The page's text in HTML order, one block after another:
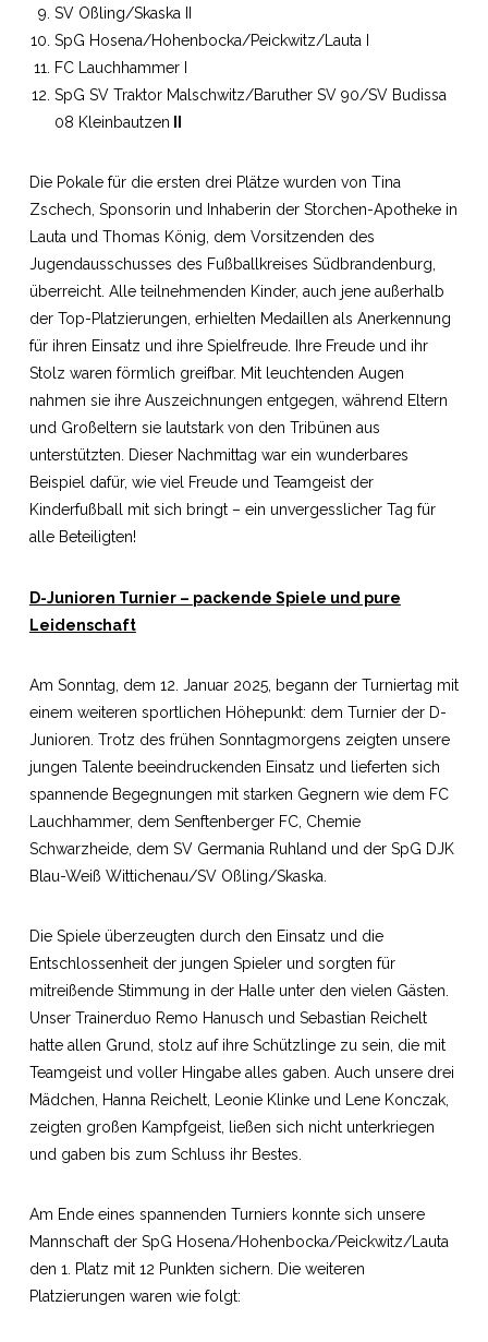
SV Oßling/Skaska II
SpG Hosena/Hohenbocka/Peickwitz/Lauta I
FC Lauchhammer I
SpG SV Traktor Malschwitz/Baruther SV 90/SV Budissa
08 Kleinbautzen
Die Pokale für die ersten drei Plätze wurden von Tina
Zschech, Sponsorin und Inhaberin der Storchen-Apotheke in
Lauta und Thomas König, dem Vorsitzenden des
Jugendausschusses des Fußballkreises Südbrandenburg,
überreicht. Alle teilnehmenden Kinder, auch jene außerhalb
der Top-Platzierungen, erhielten Medaillen als Anerkennung
für ihren Einsatz und ihre Spielfreude. Ihre Freude und ihr
Stolz waren förmlich greifbar. Mit leuchtenden Augen
nahmen sie ihre Auszeichnungen entgegen, während Eltern
und Großeltern sie lautstark von den Tribünen aus
unterstützten. Dieser Nachmittag war ein wunderbares
Beispiel dafür, wie viel Freude und Teamgeist der
Kinderfußball mit sich bringt – ein unvergesslicher Tag für
alle Beteiligten!
D-Junioren Turnier – packende Spiele und pure
Leidenschaft
Am Sonntag, dem 12. Januar 2025, begann der Turniertag mit
einem weiteren sportlichen Höhepunkt: dem Turnier der D-
Junioren. Trotz des frühen Sonntagmorgens zeigten unsere
jungen Talente beeindruckenden Einsatz und lieferten sich
spannende Begegnungen mit starken Gegnern wie dem FC
Lauchhammer, dem Senftenberger FC, Chemie
Schwarzheide, dem SV Germania Ruhland und der SpG DJK
Blau-Weiß Wittichenau/SV Oßling/Skaska.
Die Spiele überzeugten durch den Einsatz und die
Entschlossenheit der jungen Spieler und sorgten für
mitreißende Stimmung in der Halle unter den vielen Gästen.
Unser Trainerduo Remo Hanusch und Sebastian Reichelt
hatte allen Grund, stolz auf ihre Schützlinge zu sein, die mit
Teamgeist und voller Hingabe alles gaben. Auch unsere drei
Mädchen, Hanna Reichelt, Leonie Klinke und Lene Konczak,
zeigten großen Kampfgeist, ließen sich nicht unterkriegen
und gaben bis zum Schluss ihr Bestes.
Am Ende eines spannenden Turniers konnte sich unsere
Mannschaft der SpG Hosena/Hohenbocka/Peickwitz/Lauta
den 1. Platz mit 12 Punkten sichern. Die weiteren
Platzierungen waren wie folgt: